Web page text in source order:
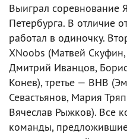
Выиграл соревнование
Петербурга. В отличие
работал в одиночку.
XNoobs (Матвей
Дмитрий Иванцов,
Конев), третье — BHB
Севастьянов, Мария
Вячеслав Рыжков). Все
команды,